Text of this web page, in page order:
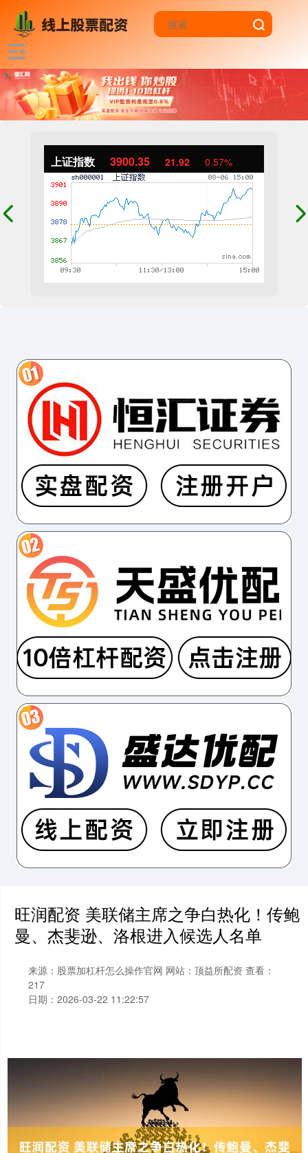
上证指数 3900.35 21.92 0.57%
旺润配资 美联储主席之争白热化！传鲍
曼、杰斐逊、洛根进入候选人名单
来源：股票加杠杆怎么操作官网 网站：顶益所配资 查看：
217
日期：2026-03-22 11:22:57